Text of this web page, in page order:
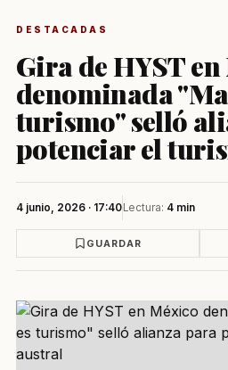
DESTACADAS
Gira de HYST
denominada
turismo" selló
potenciar el
4 junio, 2026 · 17:40Lectura: 4 min
GUARDAR